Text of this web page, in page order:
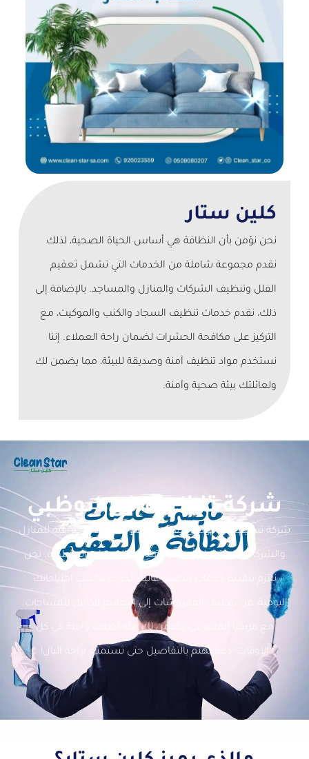
كلين ستار
نحن نؤمن بأن النظافة هي أساس الحياة الصحية، لذلك
نقدم مجموعة شاملة من الخدمات التي تشمل تعقيم
الفلل وتنظيف الشركات والمنازل والمساجد. بالإضافة إلى
ذلك، نقدم خدمات تنظيف السجاد والكنب والموكيت، مع
التركيز على مكافحة الحشرات لضمان راحة العملاء. إننا
نستخدم مواد تنظيف آمنة وصديقة للبيئة، مما يضمن لك
ولعائلتك بيئة صحية وآمنة.
شركة تنظيف في ابوظبي
شركة تنظيف في أبوظبي تقدم لك حلول تنظيف احترافية للمنازل
والشركات، باستخدام أحدث التقنيات والمعدات المتطورة. نحن
نلتزم بتقديم خدمات تنظيف عالية الجودة تناسب احتياجاتك
اليومية، من تنظيف المفروشات إلى التعقيم الكامل للمساحات.
مع فريقنا المتمرس، نضمن لك بيئة نظيفة وآمنة في كل
الأوقات. دعنا نهتم بالتفاصيل حتى تستمتع براحة البال!